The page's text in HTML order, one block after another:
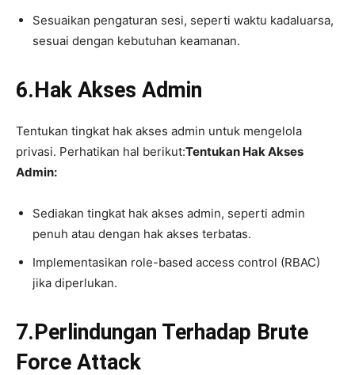
Sesuaikan pengaturan sesi, seperti waktu kadaluarsa,
sesuai dengan kebutuhan keamanan.
6.Hak Akses Admin
Tentukan tingkat hak akses admin untuk mengelola
privasi. Perhatikan hal berikut:Tentukan Hak Akses
Admin:
Sediakan tingkat hak akses admin, seperti admin
penuh atau dengan hak akses terbatas.
Implementasikan role-based access control (RBAC)
jika diperlukan.
7.Perlindungan Terhadap Brute
Force Attack